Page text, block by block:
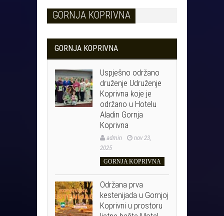
GORNJA KOPRIVNA
GORNJA KOPRIVNA
Uspješno održano
druženje Udruženje
Koprivna koje je
održano u Hotelu
Aladin Gornja
Koprivna
admin
nov 23,
2025
GORNJA KOPRIVNA
Održana prva
kestenijada u Gornjoj
Koprivni u prostoru